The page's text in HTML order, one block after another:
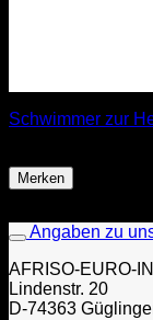
Schwimmer zur
Merken
Angaben zu
AFRISO-EURO-
Lindenstr. 20
D-74363